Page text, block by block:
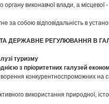
органу виконавчої влади, а місцевої
за собою відповідальність в
ДЕРЖАВНЕ РЕГУЛЮВАННЯ В
туризму
з пріоритетних галузей
конкурентноспроможних на
використання природної,